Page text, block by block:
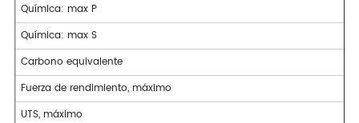
Química: max P
Química: max S
Carbono equivalente
Fuerza de rendimiento, máximo
UTS, máximo